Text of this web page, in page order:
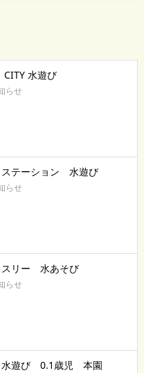
水遊び
らせ
テーション 水遊び
らせ
リー 水あそび
らせ
遊び 0.1歳児 本園